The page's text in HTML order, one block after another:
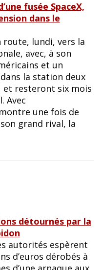
fusée SpaceX,
dans le
route, lundi, vers la
avec, à son
et un
la station deux
et resteront six mois
Avec
une fois de
grand rival, la
détournés par la
autorités espèrent
d’euros dérobés à